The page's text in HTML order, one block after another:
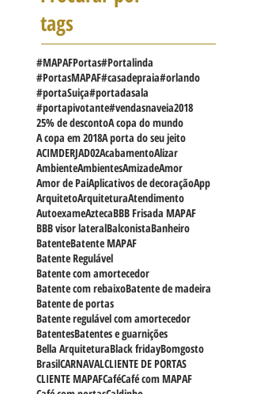
Procurar por
tags
#MAPAFPortas#Portalinda
#PortasMAPAF#casadepraia#orlando
#portaSuiça#portadasala
#portapivotante#vendasnaveia2018
25% de descontoA copa do mundo
A copa em 2018A porta do seu jeito
ACIMDERJAD02AcabamentoAlizar
AmbienteAmbientesAmizadeAmor
Amor de PaiAplicativos de decoração
ArquitetoArquiteturaAtendimento
AutoexameAzteca
BBB visor lateralBalconista
BatenteBatente MAPAF
Batente Regulável
Batente com amortecedor
Batente com rebaixoBatente de madeira
Batente de portas
Batente regulável com amortecedor
BatentesBatentes e guarnições